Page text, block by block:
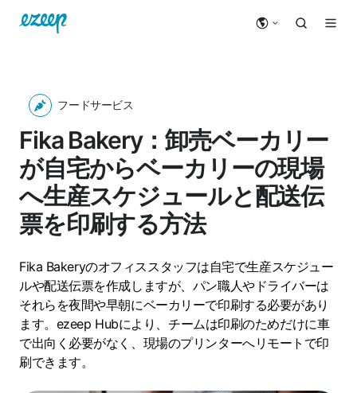
フードサービス
Fika Bakery：卸売ベーカリー
が自宅からベーカリーの現場
へ生産スケジュールと配送伝
票を印刷する方法
Fika Bakeryのオフィススタッフは自宅で生産スケジュー
ルや配送伝票を作成しますが、パン職人やドライバーは
それらを夜間や早朝にベーカリーで印刷する必要があり
ます。ezeep Hubにより、チームは印刷のためだけに車
で出向く必要がなく、現場のプリンターへリモートで印
刷できます。